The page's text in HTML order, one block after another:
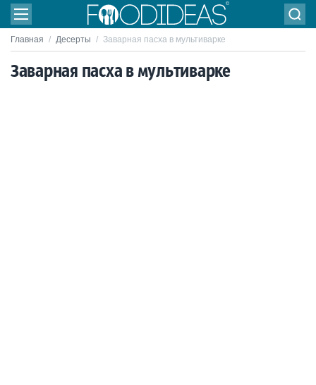
Главная / Десерты / Заварная пасха в мультиварке
Заварная пасха в мультиварке